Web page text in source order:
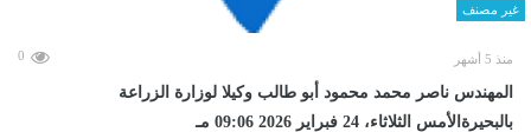
غير مصنف
منذ 5 أشهر 0
المهندس ناصر محمد محمود أبو طالب وكيلا لوزارة الزراعة
بالبحيرةالأمس الثلاثاء، 24 فبراير 2026 09:06 مـ